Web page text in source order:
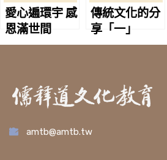
愛心遍環宇 感
恩滿世間
傳統文化的分
享「一」
amtb@amtb.tw